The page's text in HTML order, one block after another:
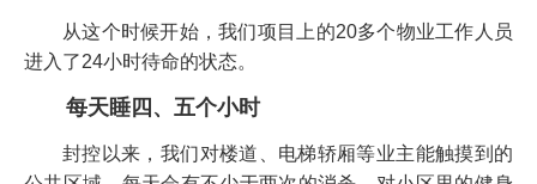
从这个时候开始，我们项目上的20多个物业工作人员
进入了24小时待命的状态。
每天睡四、五个小时
封控以来，我们对楼道、电梯轿厢等业主能触摸到的